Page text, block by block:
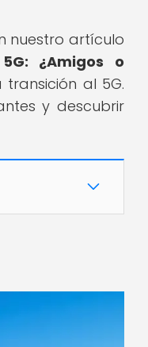
nuestro artículo
¿Amigos o
al 5G.
y descubrir